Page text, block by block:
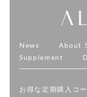
News About
Supplement
お得な定期購入コ